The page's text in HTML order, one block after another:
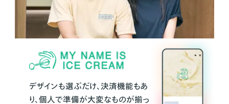
デザインも選ぶだけ、決済機能もあ
り、個人で準備が大変なものが揃っ